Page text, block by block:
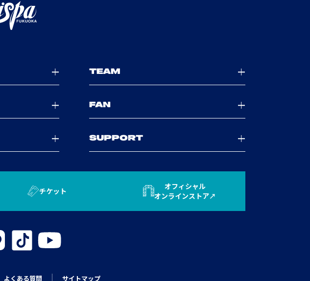
TEAM
FAN
SUPPORT
チケット
オフィシャル
オンラインストア
よくある質問 サイトマップ